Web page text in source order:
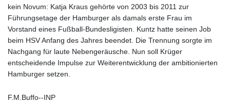
kein Novum: Katja Kraus gehörte von 2003 bis 2011 zur
Führungsetage der Hamburger als damals erste Frau im
Vorstand eines Fußball-Bundesligisten. Kuntz hatte seinen Job
beim HSV Anfang des Jahres beendet. Die Trennung sorgte im
Nachgang für laute Nebengeräusche. Nun soll Krüger
entscheidende Impulse zur Weiterentwicklung der ambitionierten
Hamburger setzen.
F.M.Buffo--INP